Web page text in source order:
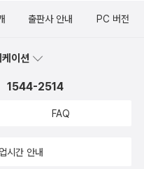
이 아름다워서 가끔 펼쳐보곤
되기를...8. 어린 시절에 너무
터 6학년 때까지하루라도 시
히 떠올려보아도 시튼은 참
장 두꺼운(길이가 긴) 책은?
)”이었다. 연금술과 바슐라
클레스가 자연의 구성요소로
원소로 되살려냈다. 저자가
교감해서이루어지는 상상
운 몽상에 초점을 맞춘 독자
출판사 안내 PC 버전
이션
1544-2514
FAQ
시간 안내